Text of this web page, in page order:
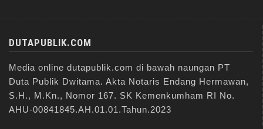
DUTAPUBLIK.COM
Media online dutapublik.com di bawah naungan PT
Duta Publik Dwitama. Akta Notaris Endang Hermawan,
S.H., M.Kn., Nomor 167. SK Kemenkumham RI No.
AHU-00841845.AH.01.01.Tahun.2023